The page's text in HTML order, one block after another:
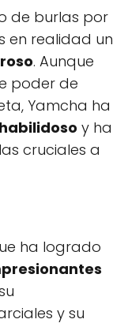
de burlas por
en realidad un
. Aunque
poder de
Yamcha ha
y ha
cruciales a
ha logrado
y su